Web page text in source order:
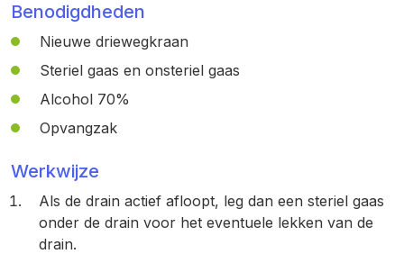
Benodigdheden
Nieuwe driewegkraan
Steriel gaas en onsteriel gaas
Alcohol 70%
Opvangzak
Werkwijze
Als de drain actief afloopt, leg dan een steriel gaas
onder de drain voor het eventuele lekken van de
drain.